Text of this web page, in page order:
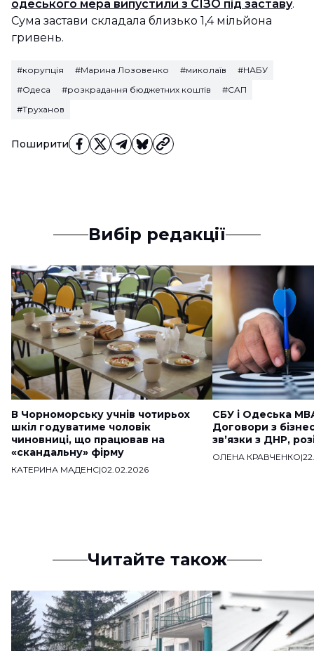
Поширити
одеського мера випустили з СІЗО під заставу.
Сума застави складала близько 1,4 мільйона
гривень.
#корупція #Марина Лозовенко #миколаїв
#НАБУ
#Одеса
#розкрадання бюджетних коштів
#САП
#Труханов
Вибір редакції
В Чорноморську учнів чотирьох
шкіл годуватиме чоловік
чиновниці, що працював на
«скандальну» фірму
КАТЕРИНА МАДЕНС|02.02.2026
СБУ і Одеська
Договори з
звʼязки з ДНР,
ОЛЕНА КРАВЧЕНКО|
Читайте також